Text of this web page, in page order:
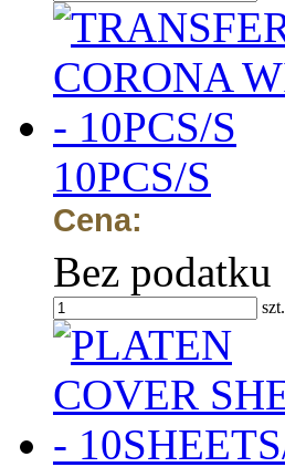
10PCS/S
Cena:
Bez podatku
szt.